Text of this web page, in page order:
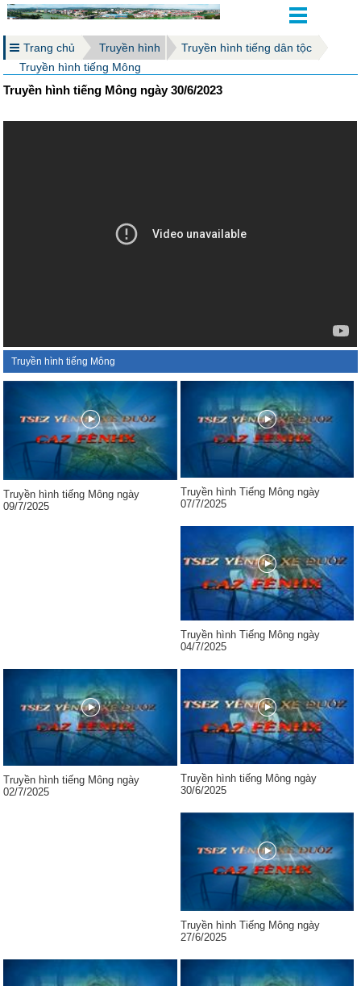
Trang chủ Truyền hình
Truyền hình tiếng dân tộc
Truyền hình tiếng Mông
Truyền hình tiếng Mông ngày 30/6/2023
Truyền hình tiếng Mông
Truyền hình tiếng Mông ngày
09/7/2025
Truyền hình Tiếng Mông ngày
07/7/2025
Truyền hình Tiếng Mông ngày
04/7/2025
Truyền hình tiếng Mông ngày
02/7/2025
Truyền hình tiếng Mông ngày
30/6/2025
Truyền hình Tiếng Mông ngày
27/6/2025